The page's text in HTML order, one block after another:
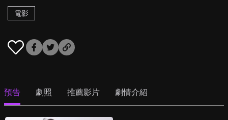
電影
預告 劇照 推薦影片 劇情介紹